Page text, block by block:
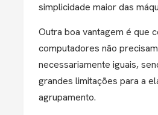
simplicidade maior das
Outra boa vantagem é que
computadores não
necessariamente iguais,
grandes limitações para a
agrupamento.